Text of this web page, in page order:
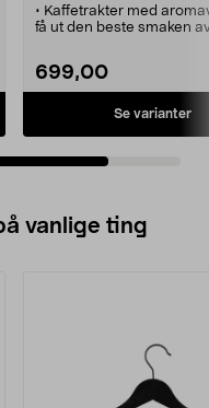
• Kaffetrakter med
få ut den beste smaken
24 timer i forveien.
• Doseringsindikator – få
mengde kaffepulver til
minutter.
699,00
Se varianter
vanlige ting